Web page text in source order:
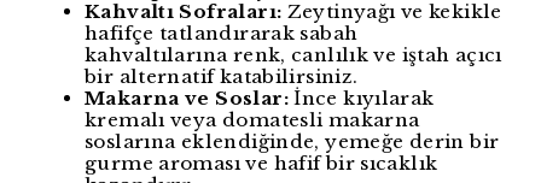
Kahvaltı Sofraları: Zeytinyağı ve kekikle
hafifçe tatlandırarak sabah
kahvaltılarına renk, canlılık ve iştah açıcı
bir alternatif katabilirsiniz.
Makarna ve Soslar:İnce kıyılarak
kremalı veya domatesli makarna
soslarına eklendiğinde, yemeğe derin bir
gurme aroması ve hafif bir sıcaklık